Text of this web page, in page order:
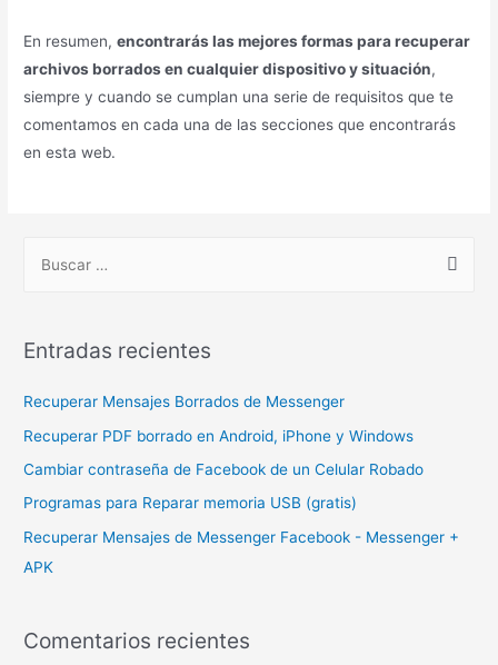
En resumen,encontrarás las mejores formas para recuperar
archivos borrados en cualquier dispositivo y situación,
siempre y cuando se cumplan una serie de requisitos que te
comentamos en cada una de las secciones que encontrarás
en esta web.
c
r
p
o
Entradas recientes
Recuperar Mensajes Borrados de Messenger
Recuperar PDF borrado en Android, iPhone y Windows
Cambiar contraseña de Facebook de un Celular Robado
Programas para Reparar memoria USB (gratis)
Recuperar Mensajes de Messenger Facebook - Messenger +
APK
Comentarios recientes